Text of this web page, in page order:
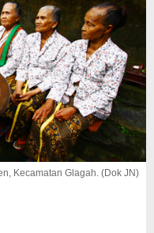
Kecamatan Glagah. (Dok JN)